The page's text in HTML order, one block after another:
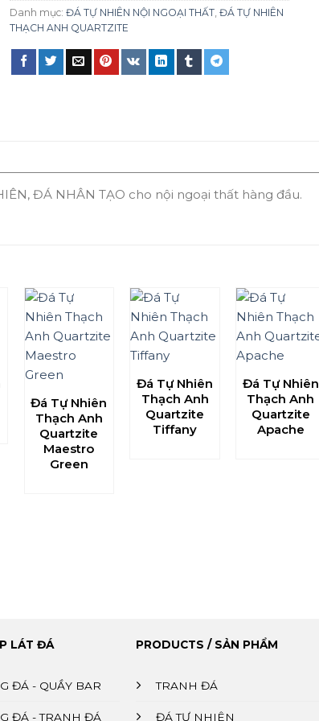
Danh mục:ĐÁ TỰ NHIÊN NỘI NGOẠI THẤT ,ĐÁ TỰ NHIÊN
THẠCH ANH QUARTZITE
ĐÁ NHÂN TẠO cho nội ngoại thất hàng đầu.
Đá Tự Nhiên
Thạch Anh
Quartzite
Maestro
Green
Đá Tự Nhiên
Thạch Anh
Quartzite
Tiffany
Đá Tự Nhiên
Thạch Anh
Quartzite
Apache
LÁT ĐÁ
ĐÁ - QUẦY BAR
ĐÁ - TRANH ĐÁ
PRODUCTS / SẢN PHẨM
TRANH ĐÁ
ĐÁ TỰ NHIÊN